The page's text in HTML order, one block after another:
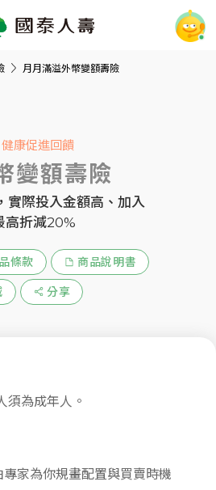
月月滿溢外幣變額壽險
健康促進回饋
變額壽險
實際投入金額高、加入
折減20%
條款 商品說明書
分享
須為成年人。
家為你規畫配置與買賣時機